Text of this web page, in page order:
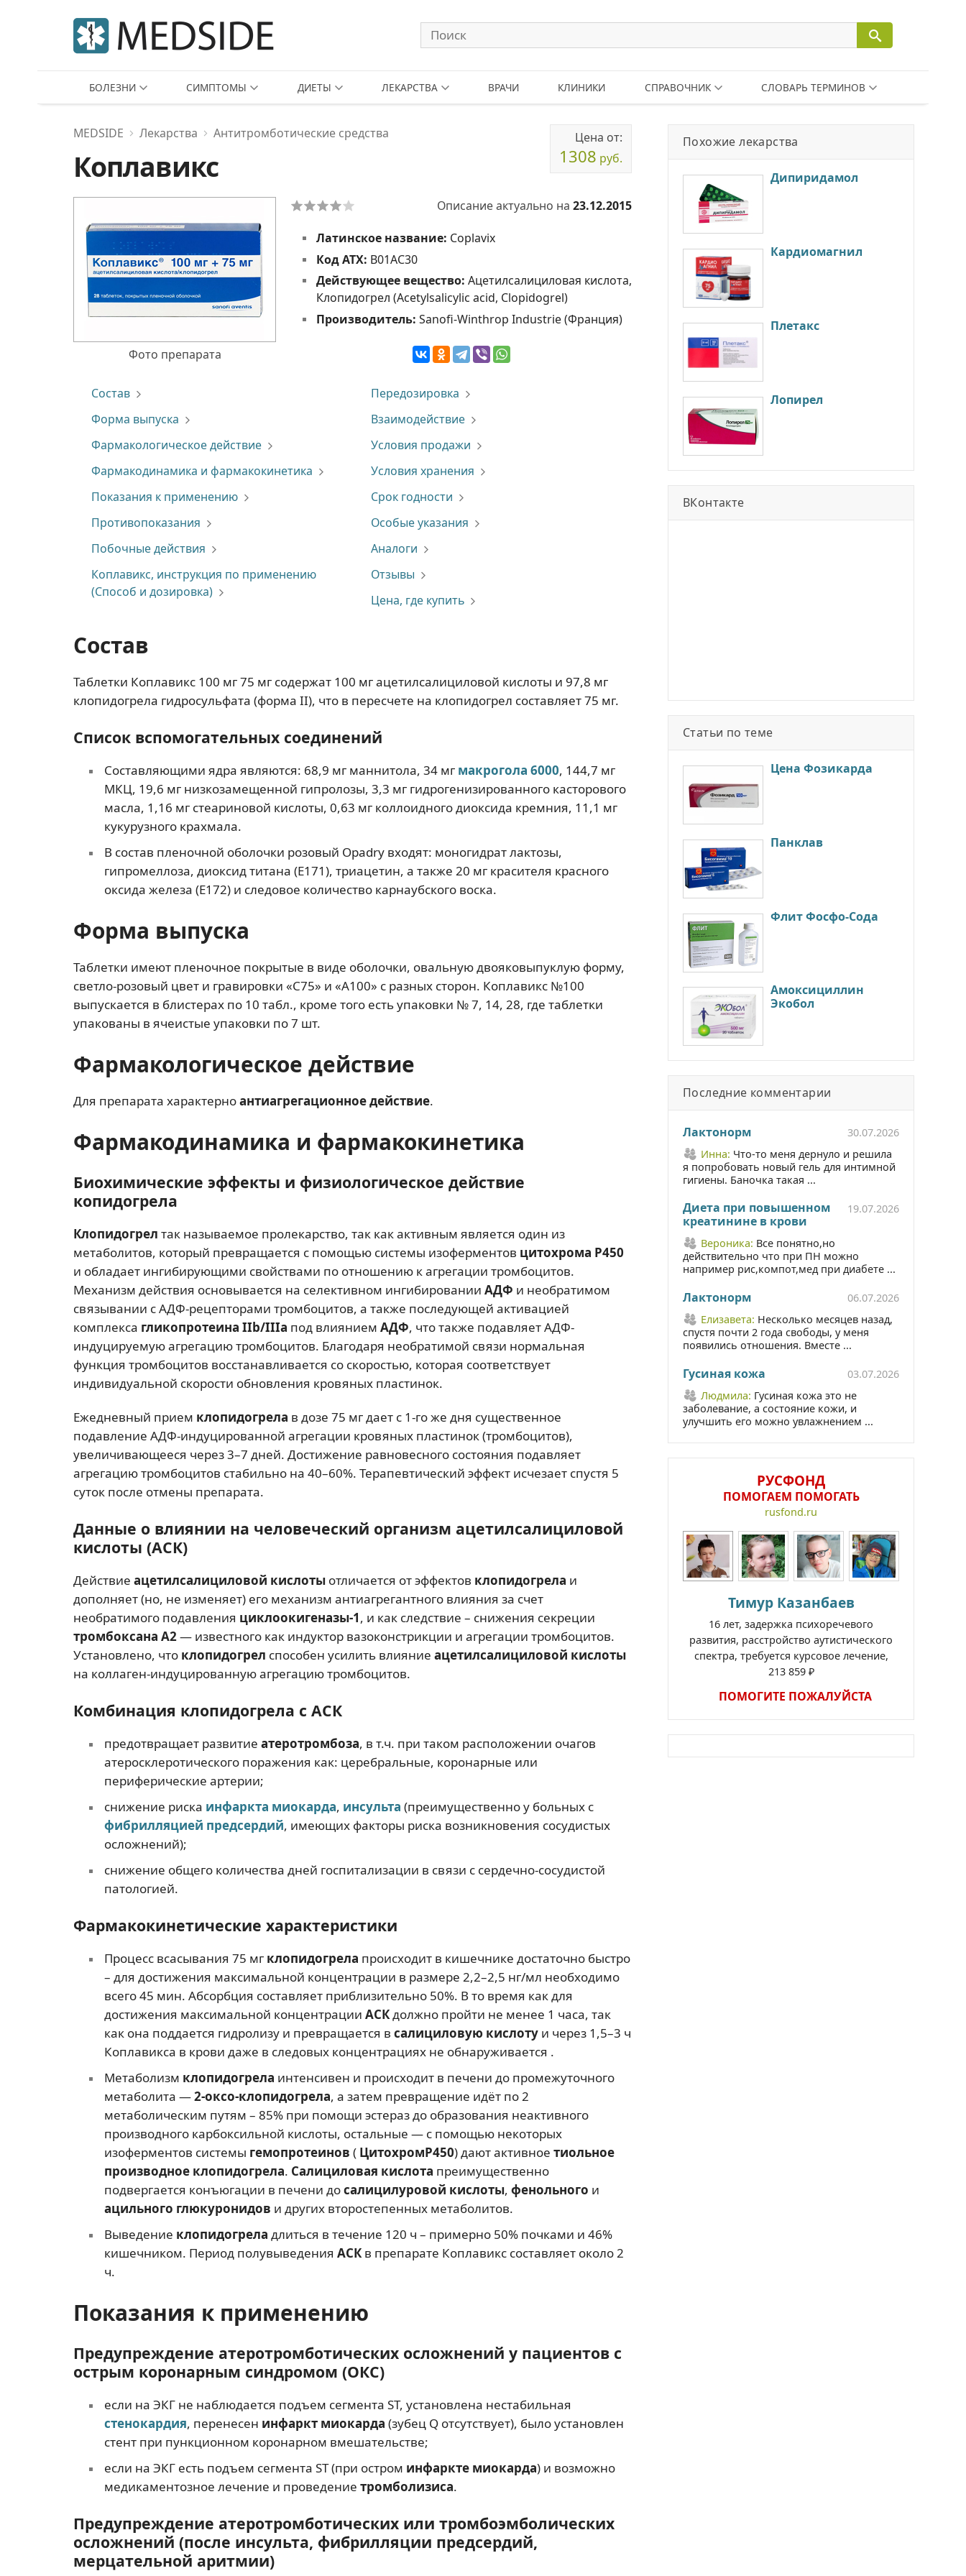
БОЛЕЗНИ СИМПТОМЫ ДИЕТЫ ЛЕКАРСТВА ВРАЧИ КЛИНИКИ СПРАВОЧНИК СЛОВАРЬ ТЕРМИНОВ
MEDSIDE Лекарства Антитромботические средства
Коплавикс
Цена от:
1308 руб.
Фото препарата
Описание актуально на 23.12.2015
Латинское название: Coplavix
Код АТХ: B01AC30
Действующее вещество: Ацетилсалициловая кислота,
Клопидогрел (Acetylsalicylic acid, Clopidogrel)
Производитель: Sanofi-Winthrop Industrie (Франция)
Состав
Форма выпуска
Фармакологическое действие
Фармакодинамика и фармакокинетика
Показания к применению
Противопоказания
Побочные действия
Коплавикс, инструкция по применению
(Способ и дозировка)
Передозировка
Взаимодействие
Условия продажи
Условия хранения
Срок годности
Особые указания
Аналоги
Отзывы
Цена, где купить
Состав
Таблетки Коплавикс 100 мг 75 мг содержат 100 мг ацетилсалициловой кислоты и 97,8 мг
клопидогрела гидросульфата (форма II), что в пересчете на клопидогрел составляет 75 мг.
Список вспомогательных соединений
Составляющими ядра являются: 68,9 мг маннитола, 34 мг макрогола 6000, 144,7 мг
МКЦ, 19,6 мг низкозамещенной гипролозы, 3,3 мг гидрогенизированного касторового
масла, 1,16 мг стеариновой кислоты, 0,63 мг коллоидного диоксида кремния, 11,1 мг
кукурузного крахмала.
В состав пленочной оболочки розовый Opadry входят: моногидрат лактозы,
гипромеллоза, диоксид титана (Е171), триацетин, а также 20 мг красителя красного
оксида железа (Е172) и следовое количество карнаубского воска.
Форма выпуска
Таблетки имеют пленочное покрытые в виде оболочки, овальную двояковыпуклую форму,
светло-розовый цвет и гравировки «С75» и «А100» с разных сторон. Коплавикс №100
выпускается в блистерах по 10 табл., кроме того есть упаковки № 7, 14, 28, где таблетки
упакованы в ячеистые упаковки по 7 шт.
Фармакологическое действие
Для препарата характерноантиагрегационное действие.
Фармакодинамика и фармакокинетика
Биохимические эффекты и физиологическое действие
копидогрела
Клопидогрел так называемое пролекарство, так как активным является один из
метаболитов, который превращается с помощью системы изоферментов цитохрома P450
и обладает ингибирующими свойствами по отношению к агрегации тромбоцитов.
Механизм действия основывается на селективном ингибировании АДФ и необратимом
связывании с АДФ-рецепторами тромбоцитов, а также последующей активацией
комплекса гликопротеина IIb/IIIa под влиянием АДФ, что также подавляет АДФ-
индуцируемую агрегацию тромбоцитов. Благодаря необратимой связи нормальная
функция тромбоцитов восстанавливается со скоростью, которая соответствует
индивидуальной скорости обновления кровяных пластинок.
Ежедневный прием клопидогрела в дозе 75 мг дает с 1-го же дня существенное
подавление АДФ-индуцированной агрегации кровяных пластинок (тромбоцитов),
увеличивающееся через 3–7 дней. Достижение равновесного состояния подавляет
агрегацию тромбоцитов стабильно на 40–60%. Терапевтический эффект исчезает спустя 5
суток после отмены препарата.
Данные о влиянии на человеческий организм ацетилсалициловой
кислоты (АСК)
Действие ацетилсалициловой кислоты отличается от эффектов клопидогрела и
дополняет (но, не изменяет) его механизм антиагрегантного влияния за счет
необратимого подавления циклоокигеназы-1, и как следствие – снижения секреции
тромбоксана А2— известного как индуктор вазоконстрикции и агрегации тромбоцитов.
Установлено, что клопидогрел способен усилить влияние ацетилсалициловой кислоты
на коллаген-индуцированную агрегацию тромбоцитов.
Комбинация клопидогрела с АСК
предотвращает развитие атеротромбоза, в т.ч. при таком расположении очагов
атеросклеротического поражения как: церебральные, коронарные или
периферические артерии;
снижение риска инфаркта миокарда, инсульта (преимущественно у больных с
фибрилляцией предсердий, имеющих факторы риска возникновения сосудистых
осложнений);
снижение общего количества дней госпитализации в связи с сердечно-сосудистой
патологией.
Фармакокинетические характеристики
Процесс всасывания 75 мг клопидогрела происходит в кишечнике достаточно быстро
– для достижения максимальной концентрации в размере 2,2–2,5 нг/мл необходимо
всего 45 мин. Абсорбция составляет приблизительно 50%. В то время как для
достижения максимальной концентрации АСКдолжно пройти не менее 1 часа, так
как она поддается гидролизу и превращается в салициловую кислотуи через 1,5–3 ч
Коплавикса в крови даже в следовых концентрациях не обнаруживается .
Метаболизм клопидогрела интенсивен и происходит в печени до промежуточного
метаболита —2-оксо-клопидогрела, а затем превращение идёт по 2
метаболическим путям – 85% при помощи эстераз до образования неактивного
производного карбоксильной кислоты, остальные — с помощью некоторых
изоферментов системы гемопротеинов (ЦитохромP450) дают активное тиольное
производное клопидогрела. Салициловая кислота преимущественно
подвергается конъюгации в печени досалицилуровой кислоты, фенольного и
ацильного глюкуронидов и других второстепенных метаболитов.
Выведение клопидогрела длиться в течение 120 ч – примерно 50% почками и 46%
кишечником. Период полувыведения АСК в препарате Коплавикс составляет около 2
ч.
Показания к применению
Предупреждение атеротромботических осложнений у пациентов с
острым коронарным синдромом (ОКС)
если на ЭКГ не наблюдается подъем сегмента ST, установлена нестабильная
стенокардия, перенесен инфаркт миокарда (зубец Q отсутствует), было установлен
стент при пункционном коронарном вмешательстве;
если на ЭКГ есть подъем сегмента ST (при остром инфаркте миокарда) и возможно
медикаментозное лечение и проведение тромболизиса.
Предупреждение атеротромботических или тромбоэмболических
осложнений (после инсульта, фибрилляции предсердий,
мерцательной аритмии)
Похожие лекарства
Дипиридамол
Кардиомагнил
Плетакс
Лопирел
ВКонтакте
Статьи по теме
Цена Фозикарда
Панклав
Флит Фосфо-Сода
Амоксициллин
Экобол
Последние комментарии
Лактонорм
30.07.2026
Инна: Что-то меня дернуло и решила
я попробовать новый гель для интимной
гигиены. Баночка такая ...
Диета при повышенном
креатинине в крови
19.07.2026
Вероника: Все понятно,но
действительно что при ПН можно
например рис,компот,мед при диабете ...
Лактонорм
06.07.2026
Елизавета: Несколько месяцев назад,
спустя почти 2 года свободы, у меня
появились отношения. Вместе ...
Гусиная кожа
03.07.2026
Людмила: Гусиная кожа это не
заболевание, а состояние кожи, и
улучшить его можно увлажнением ...
РУСФОНД
ПОМОГАЕМ ПОМОГАТЬ
rusfond.ru
Тимур Казанбаев
16 лет, задержка психоречевого
развития, расстройство аутистического
спектра, требуется курсовое лечение,
213 859 ₽
ПОМОГИТЕ ПОЖАЛУЙСТА